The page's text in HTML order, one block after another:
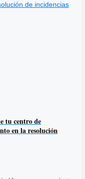
tu centro de
en la resolución